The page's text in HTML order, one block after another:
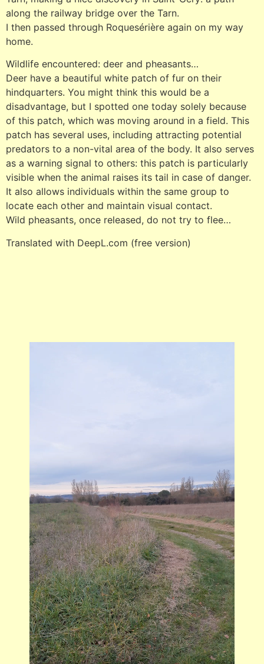
along the railway bridge over the Tarn.
I then passed through Roquesérière again on my way
home.
Wildlife encountered: deer and pheasants…
Deer have a beautiful white patch of fur on their
hindquarters. You might think this would be a
disadvantage, but I spotted one today solely because
of this patch, which was moving around in a field. This
patch has several uses, including attracting potential
predators to a non-vital area of the body. It also serves
as a warning signal to others: this patch is particularly
visible when the animal raises its tail in case of danger.
It also allows individuals within the same group to
locate each other and maintain visual contact.
Wild pheasants, once released, do not try to flee…
Translated with DeepL.com (free version)